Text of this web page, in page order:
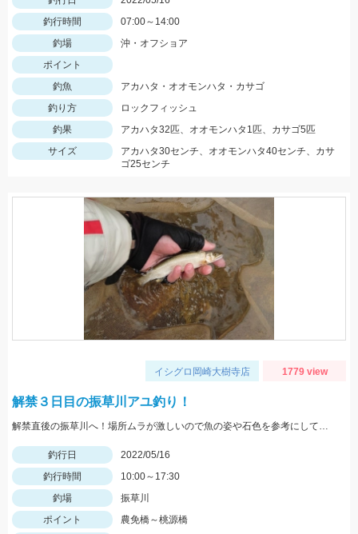
釣行時間
07:00～14:00
釣場
沖・オフショア
ポイント
釣魚
アカハタ・オオモンハタ・カサゴ
釣り方
ロックフィッシュ
釣果
アカハタ32匹、オオモンハタ1匹、カサゴ5匹
サイズ
アカハタ30センチ、オオモンハタ40センチ、カサ
ゴ25センチ
イシグロ岡崎大樹寺店 1779 view
解禁３日目の振草川アユ釣り！
解禁直後の振草川へ！場所ムラが激しいので魚の姿や石色を参考にして入川しましょう。大樹寺店スタッフ岩崎釣行
釣行日
2022/05/16
釣行時間
10:00～17:30
釣場
振草川
ポイント
農免橋～桃源橋